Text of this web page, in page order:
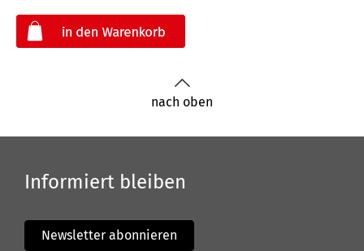
nach oben
Informiert bleiben
Newsletter abonnieren